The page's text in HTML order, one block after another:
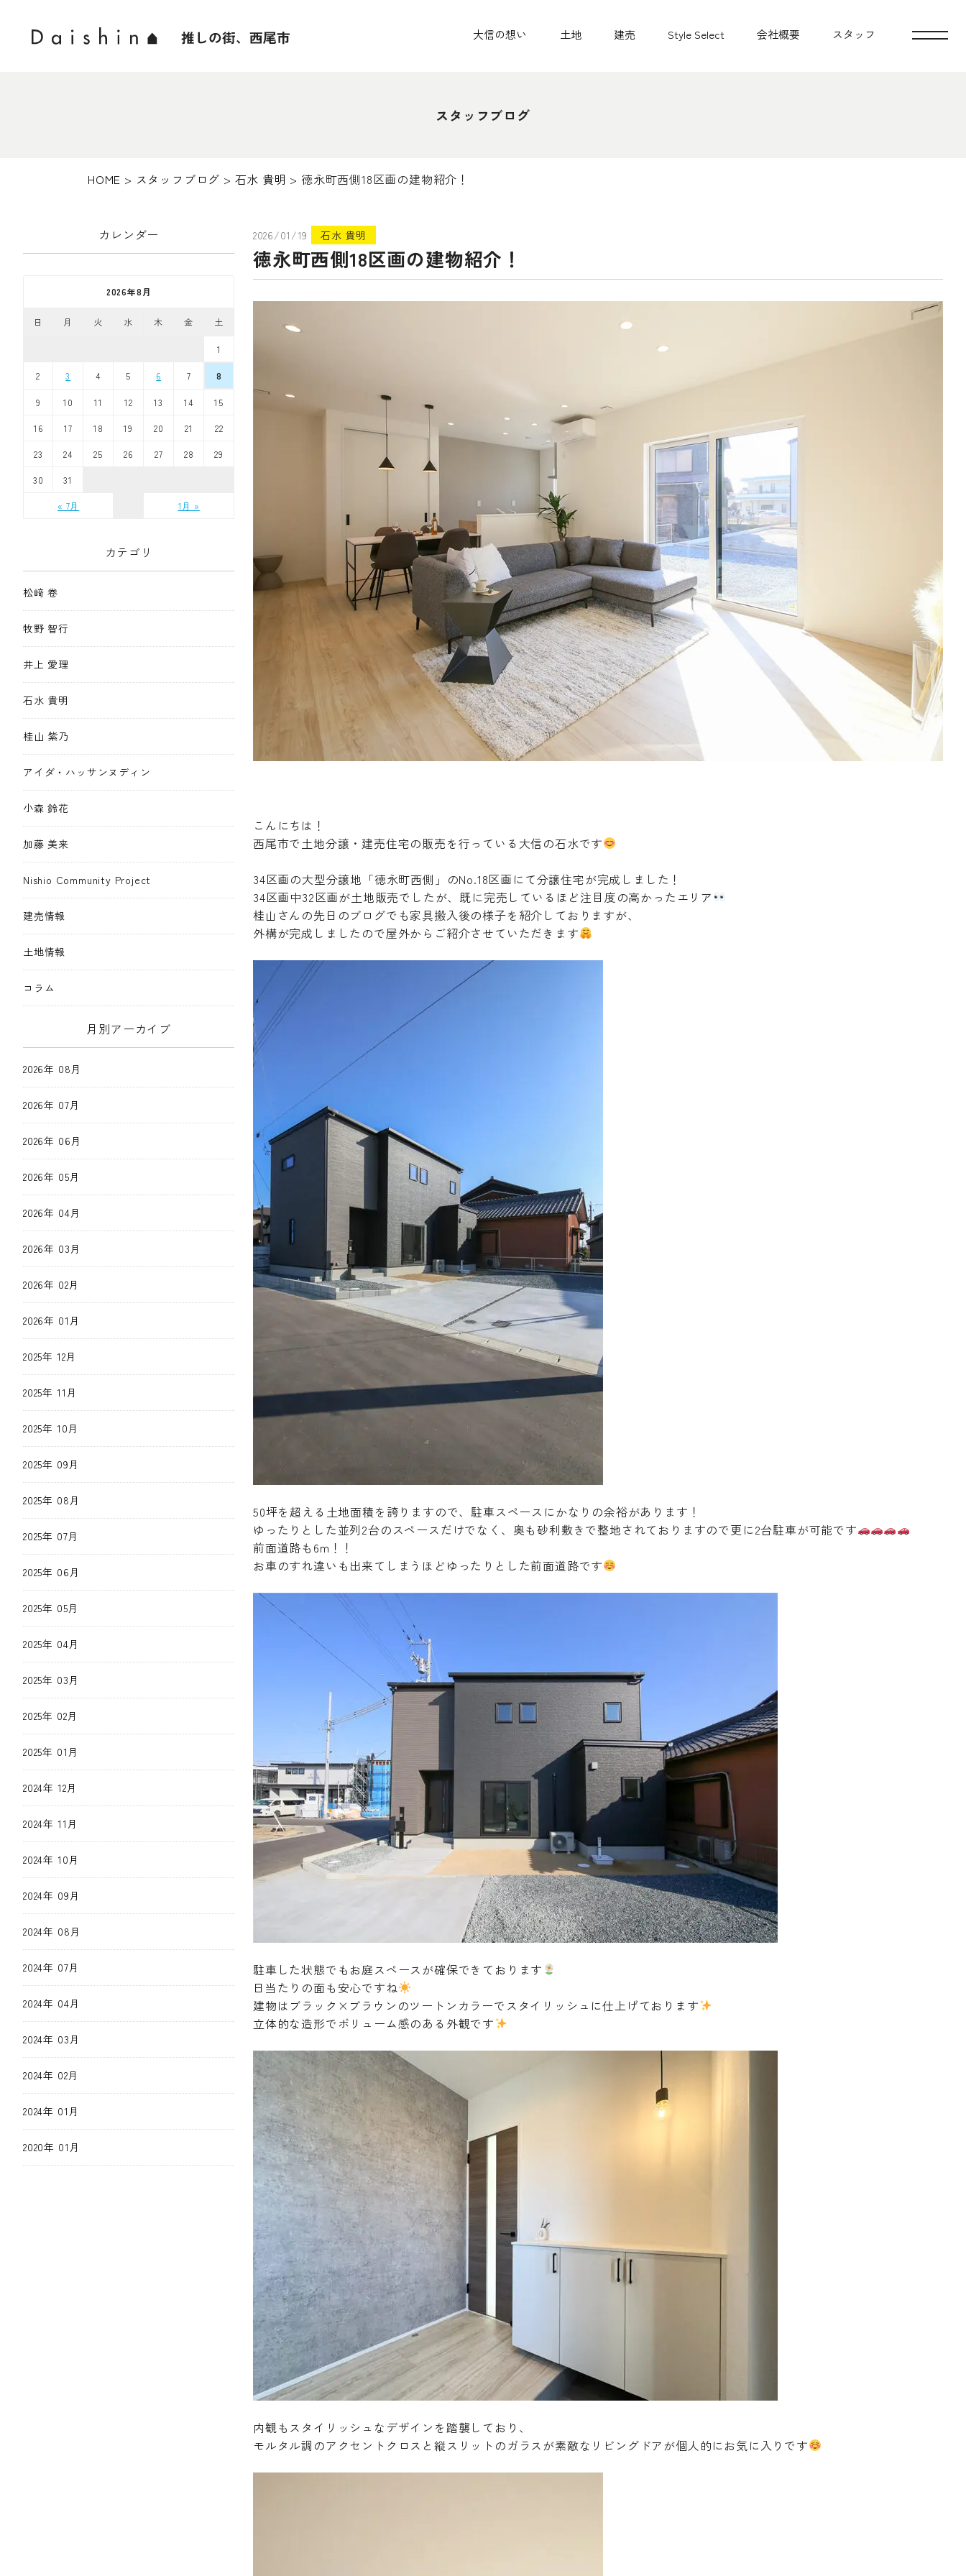
大信の想い 土地 建売 Style Select 会社概要 スタッフ
スタッフブログ
HOME > スタッフブログ > 石水 貴明 >徳永町西側18区画の建物紹介！
2026/01/19 石水 貴明
徳永町西側18区画の建物紹介！
こんにちは！
西尾市で土地分譲・建売住宅の販売を行っている大信の石水です
34区画の大型分譲地「徳永町西側」のNo.18区画にて分譲住宅が完成しました！
34区画中32区画が土地販売でしたが、既に完売しているほど注目度の高かったエリア
桂山さんの先日のブログでも家具搬入後の様子を紹介しておりますが、
外構が完成しましたので屋外からご紹介させていただきます
50坪を超える土地面積を誇りますので、駐車スペースにかなりの余裕があります！
ゆったりとした並列2台のスペースだけでなく、奥も砂利敷きで整地されておりますので更に2台駐車が可能です
前面道路も6m！！
お車のすれ違いも出来てしまうほどゆったりとした前面道路です
駐車した状態でもお庭スペースが確保できております
日当たりの面も安心ですね
建物はブラック×ブラウンのツートンカラーでスタイリッシュに仕上げております
立体的な造形でボリューム感のある外観です
内観もスタイリッシュなデザインを踏襲しており、
モルタル調のアクセントクロスと縦スリットのガラスが素敵なリビングドアが個人的にお気に入りです
カレンダー
2026年8月
日 月 火 水 木 金 土
« 7月 1月 »
1
2 3 4 5 6 7 8
9 10 11 12 13 14 15
16 17 18 19 20 21 22
23 24 25 26 27 28 29
30 31
カテゴリ
松﨑 卷
牧野 智行
井上 愛理
石水 貴明
桂山 紫乃
アイダ・ハッサンヌディン
小森 鈴花
加藤 美来
Nishio Community Project
建売情報
土地情報
コラム
月別アーカイブ
2026年 08月
2026年 07月
2026年 06月
2026年 05月
2026年 04月
2026年 03月
2026年 02月
2026年 01月
2025年 12月
2025年 11月
2025年 10月
2025年 09月
2025年 08月
2025年 07月
2025年 06月
2025年 05月
2025年 04月
2025年 03月
2025年 02月
2025年 01月
2024年 12月
2024年 11月
2024年 10月
2024年 09月
2024年 08月
2024年 07月
2024年 04月
2024年 03月
2024年 02月
2024年 01月
2020年 01月